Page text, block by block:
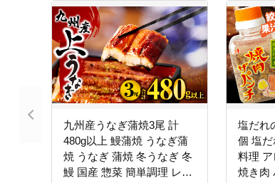
九州産うなぎ蒲焼3尾 計
480g以上 鰻蒲焼 うなぎ蒲
焼 うなぎ 蒲焼 冬うなぎ 冬
鰻 国産 惣菜 簡単調理 レン
塩だれ
個 塩
料理
焼き肉